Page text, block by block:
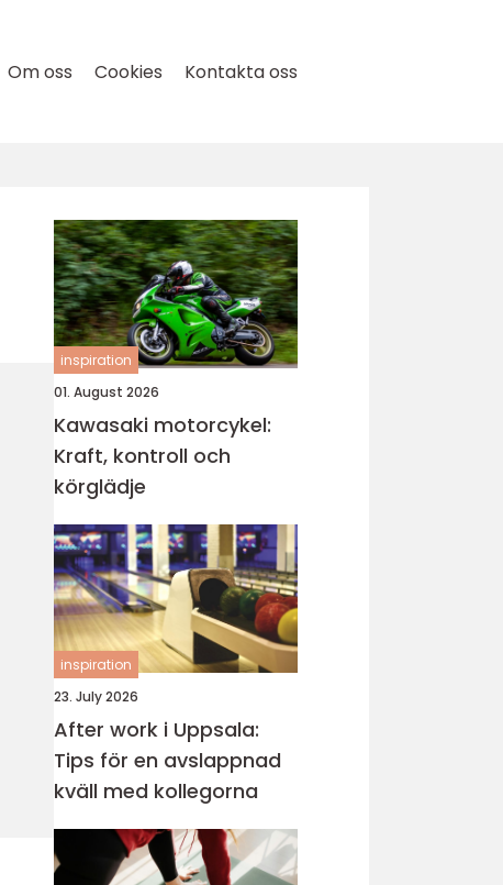
Om oss Cookies Kontakta oss
inspiration
01. August 2026
Kawasaki motorcykel:
Kraft, kontroll och
körglädje
inspiration
23. July 2026
After work i Uppsala:
Tips för en avslappnad
kväll med kollegorna